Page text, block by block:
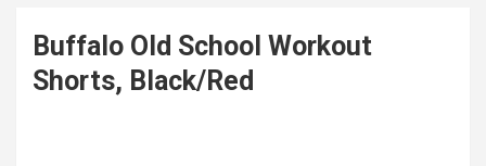
Buffalo Old School Workout
Shorts, Black/Red